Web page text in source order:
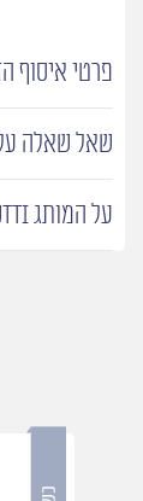
פרטי איסוף
שאל שאלה
על המותג MUTTI